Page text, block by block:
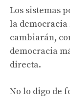
Los sistemas
la
cambiarán,
democracia
directa.
No lo digo de